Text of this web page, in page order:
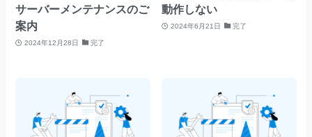
サーバーメンテナンスのご
案内
2024年12月28日 完了
動作しない
2024年6月21日 完了